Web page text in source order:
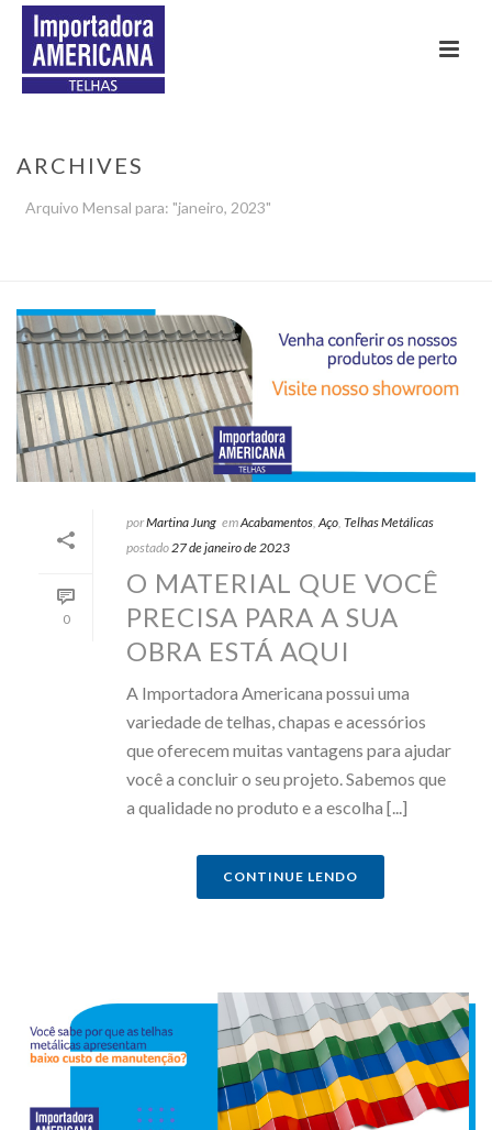
ARCHIVES
Arquivo Mensal para: "janeiro, 2023"
0
porMartina Jung emAcabamentos Aço Telhas Metálicas
postado 27 de janeiro de 2023
O MATERIAL QUE VOCÊ
PRECISA PARA A SUA
OBRA ESTÁ AQUI
A Importadora Americana possui uma
variedade de telhas, chapas e acessórios
que oferecem muitas vantagens para ajudar
você a concluir o seu projeto. Sabemos que
a qualidade no produto e a escolha [...]
CONTINUE LENDO